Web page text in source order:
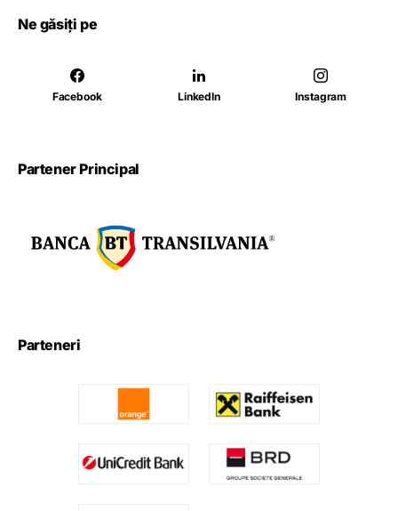
Ne găsiți pe
Facebook LinkedIn Instagram
Partener Principal
Parteneri